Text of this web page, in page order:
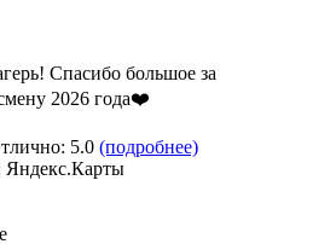
Спасибо большое за
2026 года❤️
5.0 (подробнее)
Яндекс.Карты